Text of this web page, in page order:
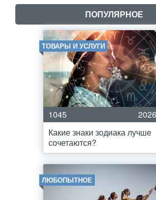
ПОПУЛЯРНОЕ
ТОВАРЫ И УСЛУГИ
1045
Какие знаки зодиака лучше
сочетаются?
ЛЮБОПЫТНОЕ